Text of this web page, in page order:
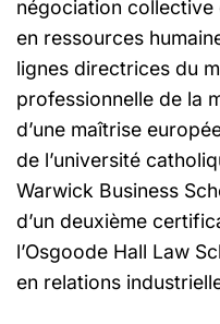
négociation collective
en ressources
lignes directrices du
professionnelle de la
d’une maîtrise
de l’université
Warwick Business
d’un deuxième
l’Osgoode Hall Law
en relations